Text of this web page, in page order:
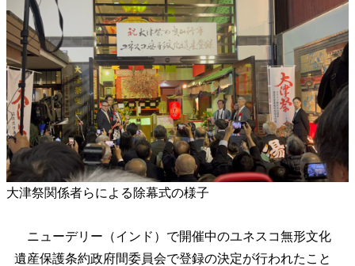
大津祭関係者らによる除幕式の様子
ニューデリー（インド）で開催中のユネスコ無形文化
遺産保護条約政府間委員会で登録の決定が行われたこと